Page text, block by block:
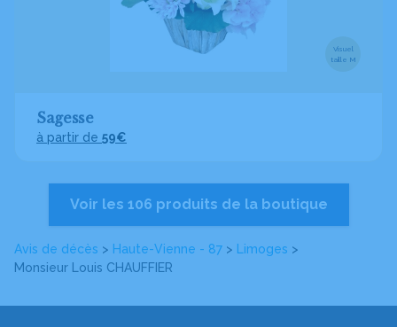
Avis de décès > Haute-Vienne - 87 > Limoges >
Monsieur Louis CHAUFFIER
Visuel
taille M
Sagesse
à partir de 59€
Voir les 106 produits de la boutique